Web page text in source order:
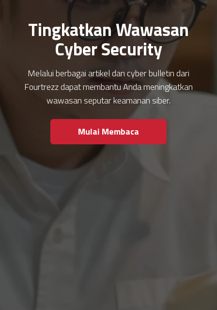
Tingkatkan Wawasan
Cyber Security
Melalui berbagai artikel dan cyber bulletin dari
Fourtrezz dapat membantu Anda meningkatkan
wawasan seputar keamanan siber.
Mulai Membaca